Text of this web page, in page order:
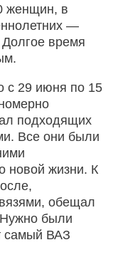
женщин, в
—
Долгое время
с 29 июня по 15
подходящих
Все они были
новой жизни. К
обещал
были
самый ВАЗ